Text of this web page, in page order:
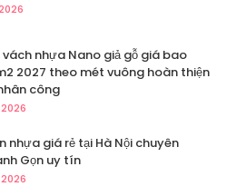
nhựa Nano giả gỗ giá bao
2027 theo mét vuông hoàn thiện
công
nhựa giá rẻ tại Hà Nội chuyên
Gọn uy tín